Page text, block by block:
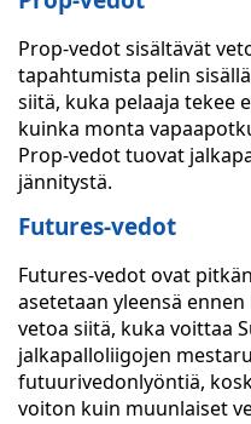
Prop-vedot sisältävät
tapahtumista pelin
siitä, kuka pelaaja tekee
kuinka monta
Prop-vedot tuovat
jännitystä.
Futures-vedot
Futures-vedot ovat
asetetaan yleensä
vetoa siitä, kuka voittaa
jalkapalloliigojen
futuurivedonlyöntiä,
voiton kuin muunlaiset